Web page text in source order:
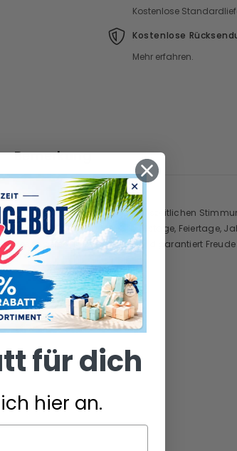
Kostenlose
Kostenlose
Mehr erfahren.
Bemerkung
filigranen Design und der jahreszeitlichen
sich für alle Anlässe: Geburtstage, Feiertage,
dieses vielseitige Geschenk wird garantiert
für dich
hier an.